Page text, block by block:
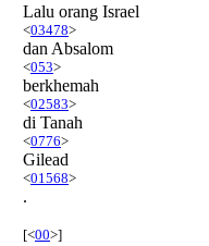
Lalu orang Israel
<03478>
dan Absalom
<053>
berkhemah
<02583>
di Tanah
<0776>
Gilead
<01568>
.
[<00>]